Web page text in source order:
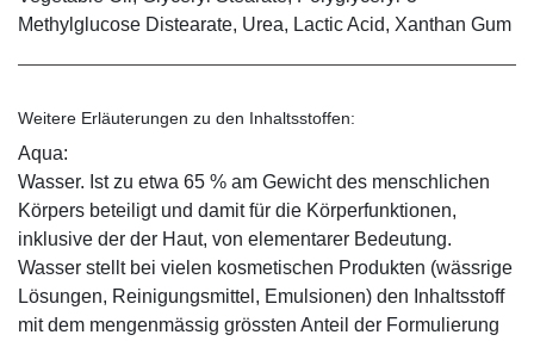
Methylglucose Distearate, Urea, Lactic Acid, Xanthan Gum
Weitere Erläuterungen zu den Inhaltsstoffen:
Aqua:
Wasser. Ist zu etwa 65 % am Gewicht des menschlichen
Körpers beteiligt und damit für die Körperfunktionen,
inklusive der der Haut, von elementarer Bedeutung.
Wasser stellt bei vielen kosmetischen Produkten (wässrige
Lösungen, Reinigungsmittel, Emulsionen) den Inhaltsstoff
mit dem mengenmässig grössten Anteil der Formulierung